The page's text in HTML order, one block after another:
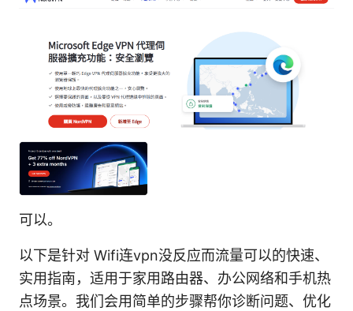
可以。
以下是针对 Wifi连vpn没反应而流量可以的快速、
实用指南，适用于家用路由器、办公网络和手机热
点场景。我们会用简单的步骤帮你诊断问题、优化